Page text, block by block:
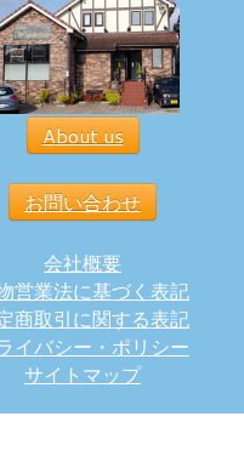
About us
お問い合わせ
会社概要
営業法に基づく表記
商取引に関する表記
イバシー・ポリシー
サイトマップ